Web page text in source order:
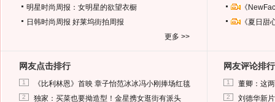
明星时尚周报：女明星的欲望衣橱
日韩时尚周报 好莱坞街拍周报
更多 >>
《
《夏日
网友点击排行
1 《比利林恩》首映 章子怡范冰冰冯小刚捧场红毯
2 独家：买菜也要拗造型！金星携女逛街有派头
网友评论排行
1 董卿：这
2 刘德华新